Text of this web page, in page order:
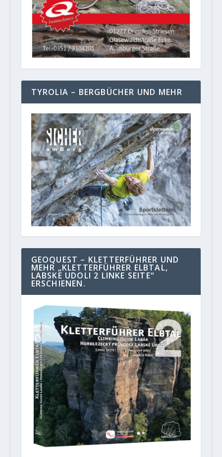
TYROLIA – BERGBÜCHER UND MEHR
GEOQUEST – KLETTERFÜHRER UND
MEHR „KLETTERFÜHRER ELBTAL,
LABSKE UDOLI 2 LINKE SEITE“
ERSCHIENEN.